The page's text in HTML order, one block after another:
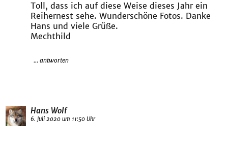
Toll, dass ich auf diese Weise dieses Jahr ein
Reihernest sehe. Wunderschöne Fotos. Danke
Hans und viele Grüße.
Mechthild
... antworten
Hans Wolf
6. Juli 2020 um 11:50 Uhr